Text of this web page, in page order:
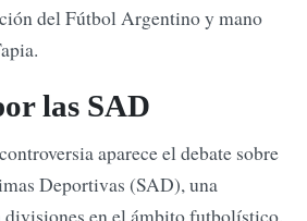
del Fútbol Argentino y mano
las SAD
aparece el debate sobre
Deportivas (SAD), una